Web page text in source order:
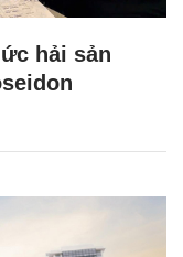
hải sản